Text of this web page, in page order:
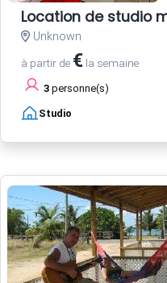
Location de studio
Unknown
à partir de € la semaine
3 personne(s)
Studio